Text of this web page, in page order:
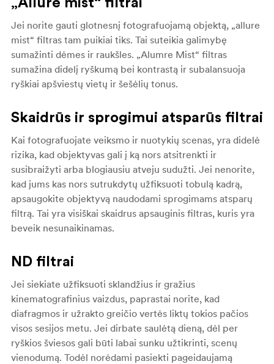
„Allure mist“ filtrai
Jei norite gauti glotnesnį fotografuojamą objektą, „allure
mist“ filtras tam puikiai tiks. Tai suteikia galimybę
sumažinti dėmes ir raukšles. „Alumre Mist“ filtras
sumažina didelį ryškumą bei kontrastą ir subalansuoja
ryškiai apšviestų vietų ir šešėlių tonus.
Skaidrūs ir sprogimui atsparūs filtrai
Kai fotografuojate veiksmo ir nuotykių scenas, yra didelė
rizika, kad objektyvas gali į ką nors atsitrenkti ir
susibraižyti arba blogiausiu atveju sudužti. Jei nenorite,
kad jums kas nors sutrukdytų užfiksuoti tobulą kadrą,
apsaugokite objektyvą naudodami sprogimams atsparų
filtrą. Tai yra visiškai skaidrus apsauginis filtras, kuris yra
beveik nesunaikinamas.
ND filtrai
Jei siekiate užfiksuoti sklandžius ir gražius
kinematografinius vaizdus, paprastai norite, kad
diafragmos ir užrakto greičio vertės liktų tokios pačios
visos sesijos metu. Jei dirbate saulėtą dieną, dėl per
ryškios šviesos gali būti labai sunku užtikrinti, scenų
vienodumą. Todėl norėdami pasiekti pageidaujamą